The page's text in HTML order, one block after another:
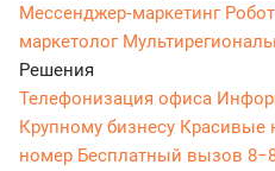
Мессенджер‑маркетинг
маркетолог
Решения
Телефонизация офиса
Крупному бизнесу Красивые
номер Бесплатный вызов